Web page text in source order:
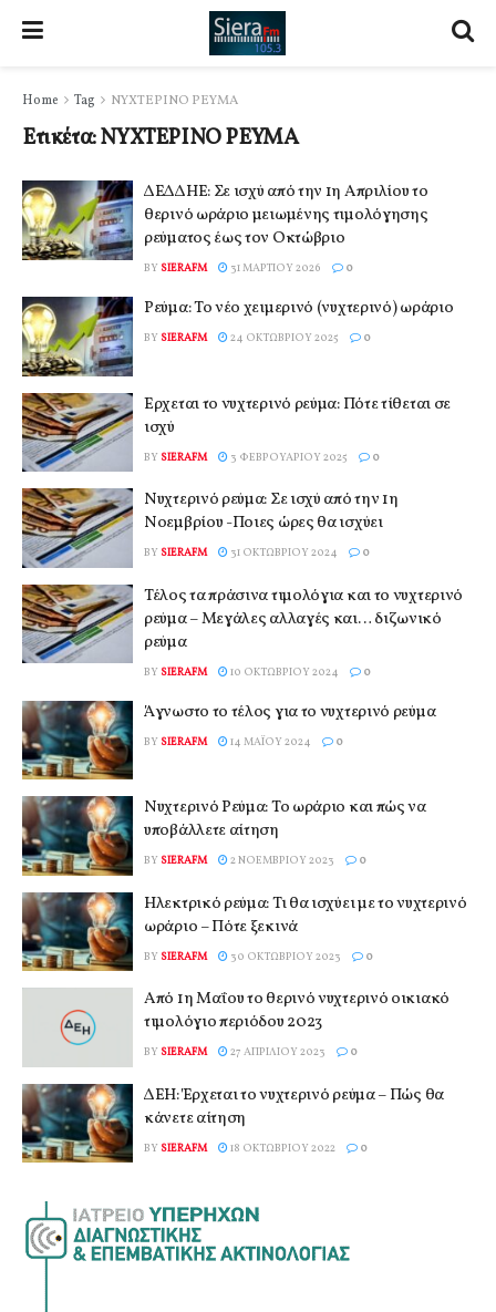
Home Tag ΝΥΧΤΕΡΙΝΟ ΡΕΥΜΑ
Ετικέτα:ΝΥΧΤΕΡΙΝΟ ΡΕΥΜΑ
ΔΕΔΔΗΕ: Σε ισχύ από την 1η Απριλίου το
θερινό ωράριο μειωμένης τιμολόγησης
ρεύματος έως τον Οκτώβριο
BY SIERAFM 31 ΜΑΡΤΊΟΥ 2026 0
Ρεύμα: Το νέο χειμερινό (νυχτερινό) ωράριο
BY SIERAFM 24 ΟΚΤΩΒΡΊΟΥ 2025 0
Έρχεται το νυχτερινό ρεύμα: Πότε τίθεται σε
ισχύ
BY SIERAFM 3 ΦΕΒΡΟΥΑΡΊΟΥ 2025 0
Νυχτερινό ρεύμα: Σε ισχύ από την 1η
Νοεμβρίου -Ποιες ώρες θα ισχύει
BY SIERAFM 31 ΟΚΤΩΒΡΊΟΥ 2024 0
Τέλος τα πράσινα τιμολόγια και το νυχτερινό
ρεύμα – Μεγάλες αλλαγές και… διζωνικό
ρεύμα
BY SIERAFM 10 ΟΚΤΩΒΡΊΟΥ 2024 0
Άγνωστο το τέλος για το νυχτερινό ρεύμα
BY SIERAFM 14 ΜΑΪ́ΟΥ 2024 0
Νυχτερινό Ρεύμα: Το ωράριο και πώς να
υποβάλλετε αίτηση
BY SIERAFM 2 ΝΟΕΜΒΡΊΟΥ 2023 0
Ηλεκτρικό ρεύμα: Τι θα ισχύει με το νυχτερινό
ωράριο – Πότε ξεκινά
BY SIERAFM 30 ΟΚΤΩΒΡΊΟΥ 2023 0
Από 1η Μαΐου το θερινό νυχτερινό οικιακό
τιμολόγιο περιόδου 2023
BY SIERAFM 27 ΑΠΡΙΛΊΟΥ 2023 0
ΔΕΗ: Έρχεται το νυχτερινό ρεύμα – Πώς θα
κάνετε αίτηση
BY SIERAFM 18 ΟΚΤΩΒΡΊΟΥ 2022 0